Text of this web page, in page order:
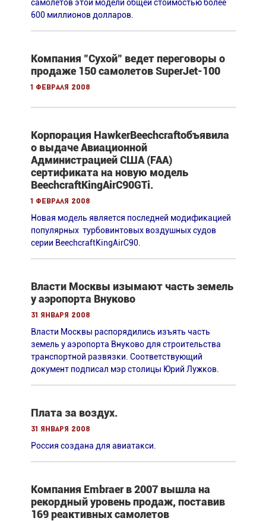
самолетов этой модели общей стоимостью более
600 миллионов долларов.
Компания "Сухой" ведет переговоры о
продаже 150 самолетов SuperJet-100
1 февраля 2008
Корпорация HawkerBeechcraftобъявила
о выдаче Авиационной
Администрацией США (FAA)
сертификата на новую модель
BeechcraftKingAirC90GTi.
1 февраля 2008
Новая модель является последней модификацией
популярных турбовинтовых воздушных судов
серии BeechcraftKingAirC90.
Власти Москвы изымают часть земель
у аэропорта Внуково
31 января 2008
Власти Москвы распорядились изъять часть
земель у аэропорта Внуково для строительства
транспортной развязки. Cоответствующий
документ подписал мэр столицы Юрий Лужков.
Плата за воздух.
31 января 2008
Россия создана для авиатакси.
Компания Embraer в 2007 вышла на
рекордный уровень продаж, поставив
169 реактивных самолетов